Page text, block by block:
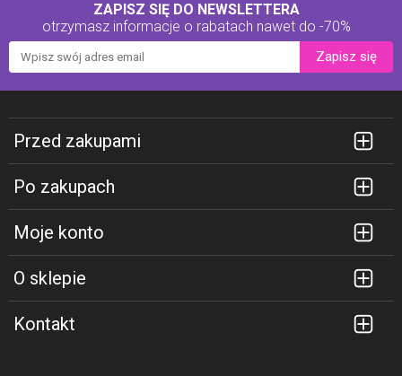
ZAPISZ SIĘ DO NEWSLETTERA
otrzymasz informacje o rabatach nawet do -70%
Zapisz się
Przed zakupami
Po zakupach
Moje konto
O sklepie
Kontakt